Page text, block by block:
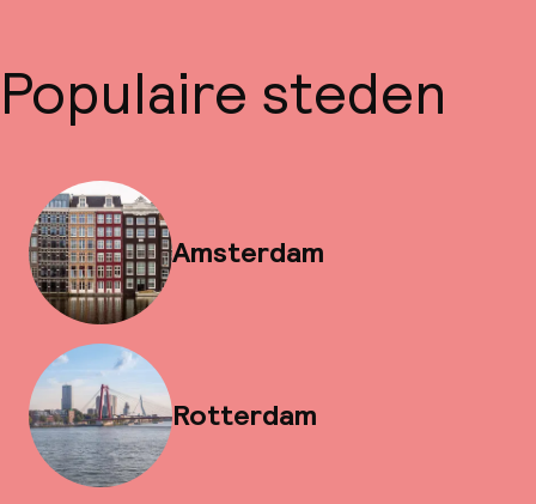
Populaire steden
Amsterdam
Rotterdam